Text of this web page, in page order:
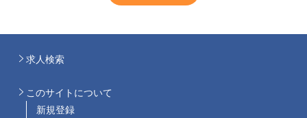
求人検索
このサイトについて
新規登録